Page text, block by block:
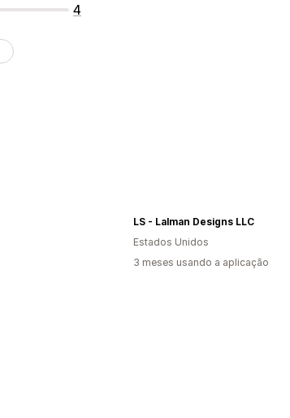
4
LS - Lalman Designs LLC
Estados Unidos
3 meses usando a aplicação